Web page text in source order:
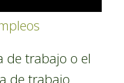
de trabajo o el
de trabajo